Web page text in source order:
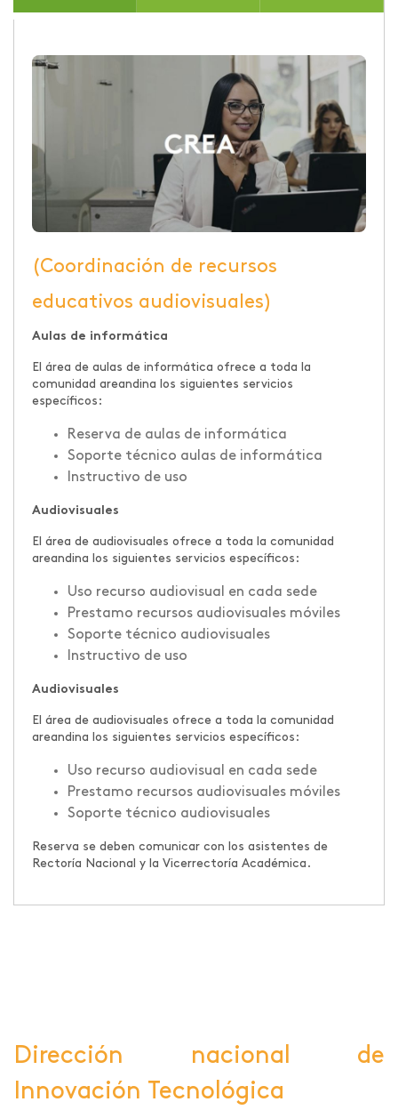
(Coordinación de recursos
educativos audiovisuales)
Aulas de informática
El área de aulas de informática ofrece a toda la
comunidad areandina los siguientes servicios
específicos:
Reserva de aulas de informática
Soporte técnico aulas de informática
Instructivo de uso
Audiovisuales
El área de audiovisuales ofrece a toda la comunidad
areandina los siguientes servicios específicos:
Uso recurso audiovisual en cada sede
Prestamo recursos audiovisuales móviles
Soporte técnico audiovisuales
Instructivo de uso
Audiovisuales
El área de audiovisuales ofrece a toda la comunidad
areandina los siguientes servicios específicos:
Uso recurso audiovisual en cada sede
Prestamo recursos audiovisuales móviles
Soporte técnico audiovisuales
Reserva se deben comunicar con los asistentes de
Rectoría Nacional y la Vicerrectoría Académica.
Dirección nacional de
Innovación Tecnológica